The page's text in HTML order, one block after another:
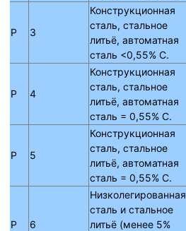
P 3
Конструкционная
сталь, стальное
литьё, автоматная
сталь <0,55% C.
P 4
Конструкционная
сталь, стальное
литьё, автоматная
сталь = 0,55% C.
P 5
Конструкционная
сталь, стальное
литьё, автоматная
сталь = 0,55% C.
P 6
Низколегированная
сталь и стальное
литьё (менее 5%